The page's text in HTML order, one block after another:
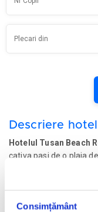
Consimțământ
Descriere hotel
Hotelul Tusan Beach
cativa pasi de o plaja
statiunea Kusadasi, la